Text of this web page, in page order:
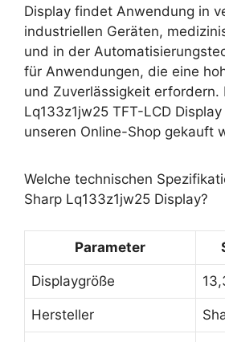
Display findet Anwendung in
industriellen Geräten,
und in der
für Anwendungen, die eine
und Zuverlässigkeit erfordern.
Lq133z1jw25 TFT-LCD
unseren Online-Shop gekauft
Welche technischen
Sharp Lq133z1jw25 Display?
Parameter
Displaygröße
Hersteller